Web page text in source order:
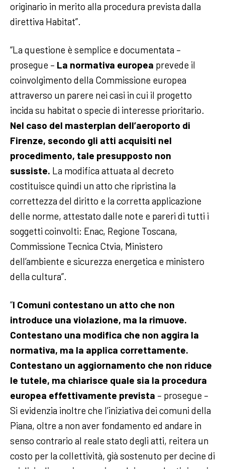
originario in merito alla procedura prevista dalla
direttiva Habitat”.
“La questione è semplice e documentata –
prosegue – La normativa europea prevede il
coinvolgimento della Commissione europea
attraverso un parere nei casi in cui il progetto
incida su habitat o specie di interesse prioritario.
Nel caso del masterplan dell’aeroporto di
Firenze, secondo gli atti acquisiti nel
procedimento, tale presupposto non
sussiste. La modifica attuata al decreto
costituisce quindi un atto che ripristina la
correttezza del diritto e la corretta applicazione
delle norme, attestato dalle note e pareri di tutti i
soggetti coinvolti: Enac, Regione Toscana,
Commissione Tecnica Ctvia, Ministero
dell’ambiente e sicurezza energetica e ministero
della cultura”.
“I Comuni contestano un atto che non
introduce una violazione, ma la rimuove.
Contestano una modifica che non aggira la
normativa, ma la applica correttamente.
Contestano un aggiornamento che non riduce
le tutele, ma chiarisce quale sia la procedura
europea effettivamente prevista – prosegue –
Si evidenzia inoltre che l’iniziativa dei comuni della
Piana, oltre a non aver fondamento ed andare in
senso contrario al reale stato degli atti, reitera un
costo per la collettività, già sostenuto per decine di